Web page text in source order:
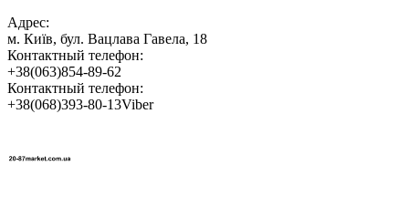
Адрес:
м. Київ, бул. Вацлава Гавела, 18
Контактный телефон:
+38(063)854-89-62
Контактный телефон:
+38(068)393-80-13Viber